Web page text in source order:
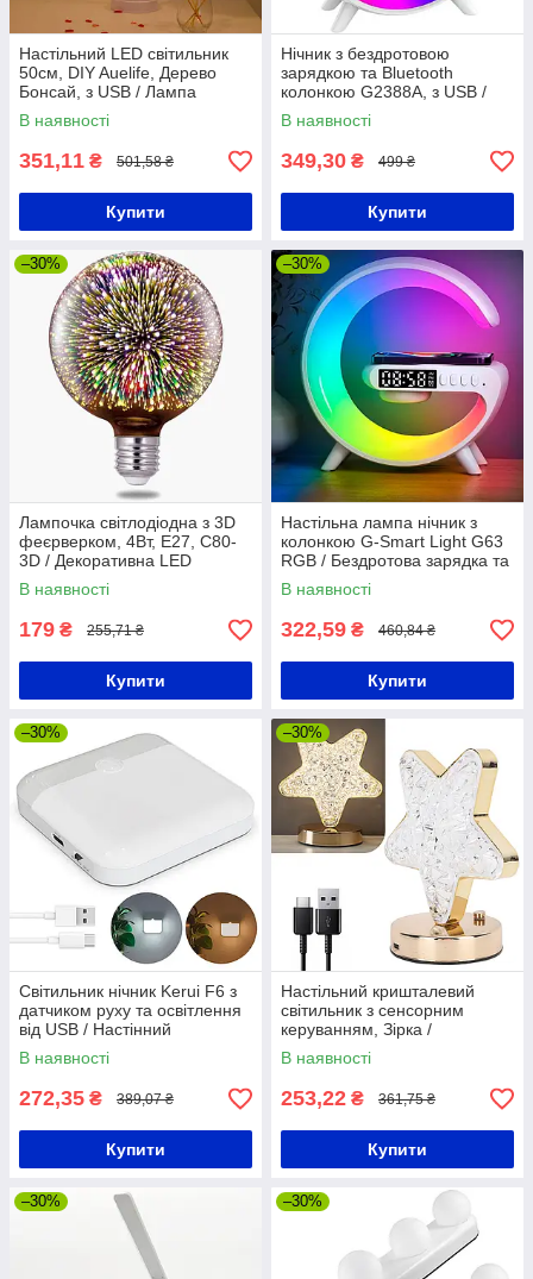
Настільний LED світильник
50см, DIY Auelife, Дерево
Бонсай, з USB / Лампа
світлодіодна на батарейках
В наявності
351,11 ₴ 501,58 ₴
Купити
Нічник з бездротовою
зарядкою та Bluetooth
колонкою G2388A, з USB /
Акумуляторний RGB
світильник з дискошаром
В наявності
349,30 ₴ 499 ₴
Купити
–30%
Лампочка світлодіодна з 3D
феєрверком, 4Вт, Е27, C80-
3D / Декоративна LED
лампочка / Лампа-нічник на
діодах
В наявності
179 ₴ 255,71 ₴
Купити
–30%
Настільна лампа нічник з
колонкою G-Smart Light G63
RGB / Бездротова зарядка та
Bluetooth колонка 10W
В наявності
322,59 ₴ 460,84 ₴
Купити
–30%
Світильник нічник Kerui F6 з
датчиком руху та освітлення
від USB / Настінний
світильник світлодіодний
В наявності
272,35 ₴ 389,07 ₴
Купити
–30%
Настільний кришталевий
світильник з сенсорним
керуванням, Зірка /
Акумуляторна лампа / Нічник
В наявності
253,22 ₴ 361,75 ₴
Купити
–30% –30%